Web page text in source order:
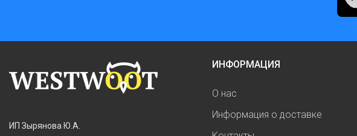
ИП Зырянова Ю.А.
ИНФОРМАЦИЯ
О нас
Информация о доставке